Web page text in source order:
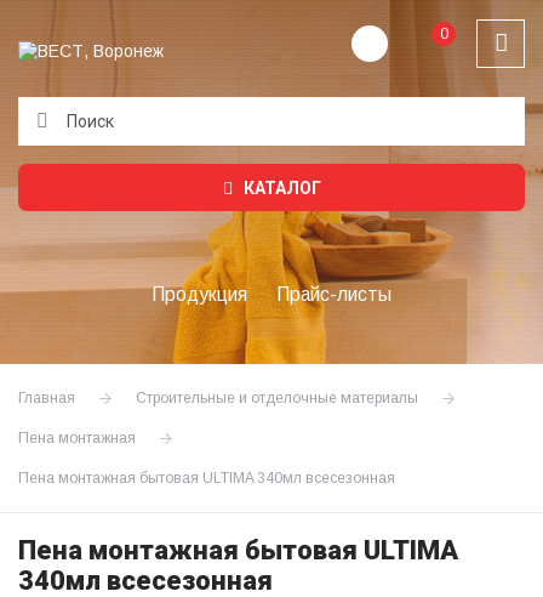
0
КАТАЛОГ
Продукция Прайс-листы
Главная Строительные и отделочные материалы
Пена монтажная
Пена монтажная бытовая ULTIMA 340мл всесезонная
Пена монтажная бытовая ULTIMA
340мл всесезонная